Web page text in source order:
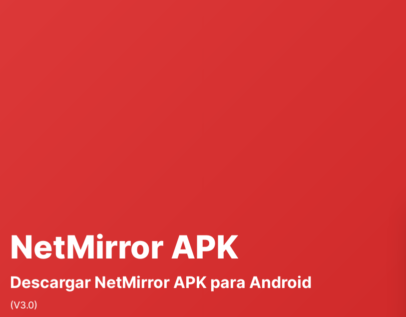
NetMirror APK
Descargar NetMirror APK para Android
(V3.0)